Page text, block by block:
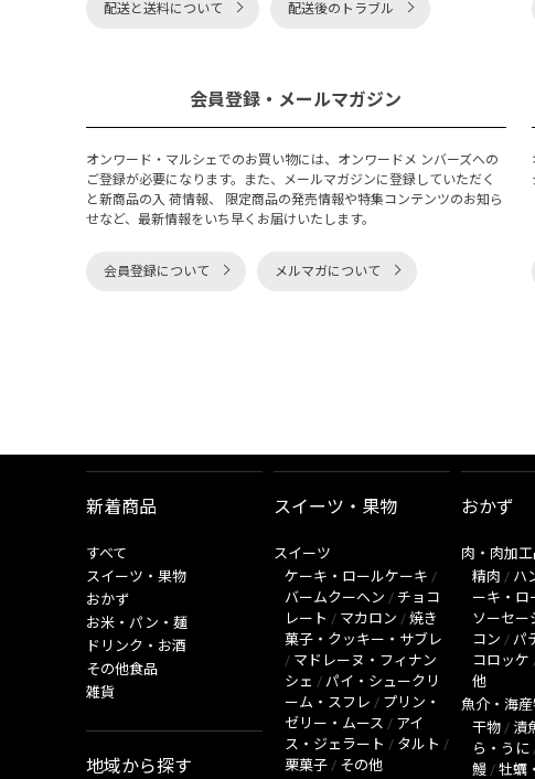
配送と送料について 配送後のトラブル
会員登録・メールマガジン
オンワード・マルシェでのお買い物には、オンワードメ ンバーズへの
ご登録が必要になります。また、メールマガジンに登録していただく
と新商品の入 荷情報、 限定商品の発売情報や特集コンテンツのお知ら
せなど、最新情報をいち早くお届けいたします。
会員登録について メルマガについて
新着商品
すべて
スイーツ・果物
おかず
お米・パン・麺
ドリンク・お酒
その他食品
雑貨
地域から探す
スイーツ・果物
スイーツ
ケーキ・ロールケーキ /
バームクーヘン / チョコ
レート / マカロン / 焼き
菓子・クッキー・サブレ
/ マドレーヌ・フィナン
シェ / パイ・シュークリ
ーム・スフレ / プリン・
ゼリー・ムース / アイ
ス・ジェラート / タルト /
栗菓子 / その他
おかず
肉・肉加
精肉 / ハ
ーキ・ロ
ソーセー
コン / パ
コロッケ
他
魚介・海
干物 / 漬
ら・うに
鰻 / 牡蠣